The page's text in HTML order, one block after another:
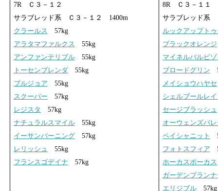
7R Ｃ３－１２
サラブレッド系 Ｃ３－１２ 1400m
クラールス
57kg
アラタマファルクス
55kg
アンファンテリブル55kg
トーセンブレンダ55kg
ブルジョア 55kg
スクーバー 57kg
レジスタ
57kg
ナチュラルスマイル55kg
イーサンバーニング57kg
レリッシュ
55kg
フランスゴデイナ 57kg
8R Ｃ３－１１
サラブレッド系
ルックアップト
ブラックオレンジ
マイネルバルビ
ブロードグリン
メイショウハヤセ
シェルブールレ
セージブラッシュ
オーウェンズバ
ペイシャニット
フォトスフィア
ホーカスポーカス
ガーデンプラン
エリジブル57kg